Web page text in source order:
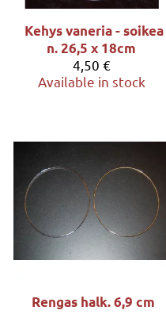
Kehys vaneria - soikea
n. 26,5 x 18cm
4,50 €
Available in stock
Rengas halk. 6,9 cm